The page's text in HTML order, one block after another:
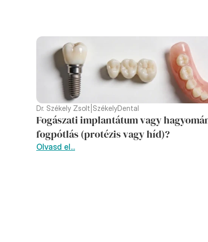
Dr. Székely Zsolt SzékelyDental
Fogászati implantátum vagy
fogpótlás (protézis vagy híd)?
Olvasd el...